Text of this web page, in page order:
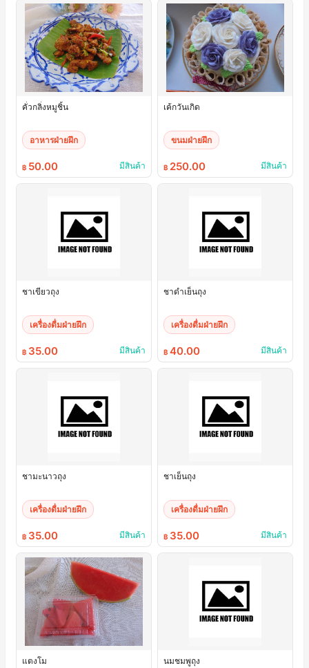
คั่วกลิ่งหมูชิ้น
อาหารฝ่ายฝึก
฿ 50.00 มีสินค้า
เค้กวันเกิด
ขนมฝ่ายฝึก
฿ 250.00 มีสินค้า
ชาเขียวถุง
เครื่องดื่มฝ่ายฝึก
฿ 35.00 มีสินค้า
ชาดำเย็นถุง
เครื่องดื่มฝ่ายฝึก
฿ 40.00 มีสินค้า
ชามะนาวถุง
เครื่องดื่มฝ่ายฝึก
฿ 35.00 มีสินค้า
ชาเย็นถุง
เครื่องดื่มฝ่ายฝึก
฿ 35.00 มีสินค้า
แตงโม นมชมพูถุง